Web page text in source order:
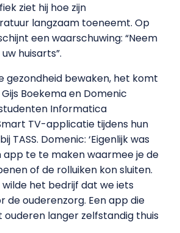
ziet hij hoe zijn
langzaam toeneemt. Op
een waarschuwing: “Neem
huisarts”.
gezondheid bewaken, het komt
Boekema en Domenic
Informatica
TV-applicatie tijdens hun
TASS. Domenic: ‘Eigenlijk was
app te te maken waarmee je de
of de rolluiken kon sluiten.
wilde het bedrijf dat we iets
de ouderenzorg. Een app die
langer zelfstandig thuis